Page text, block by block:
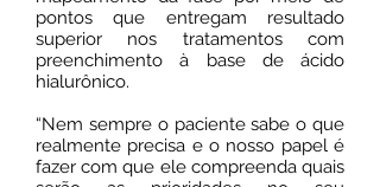
pontos que entregam resultado
superior nos tratamentos com
preenchimento à base de ácido
hialurônico.
“Nem sempre o paciente sabe o que
realmente precisa e o nosso papel é
fazer com que ele compreenda quais